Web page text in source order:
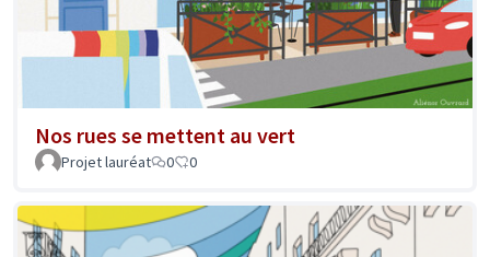
Nos rues se mettent au vert
Projet lauréat 0 0